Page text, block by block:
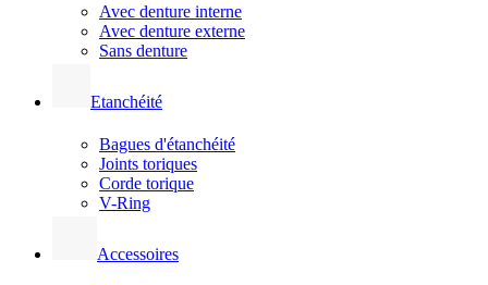
Avec denture interne
Avec denture externe
Sans denture
Etanchéité
Bagues d'étanchéité
Joints toriques
Corde torique
V-Ring
Accessoires